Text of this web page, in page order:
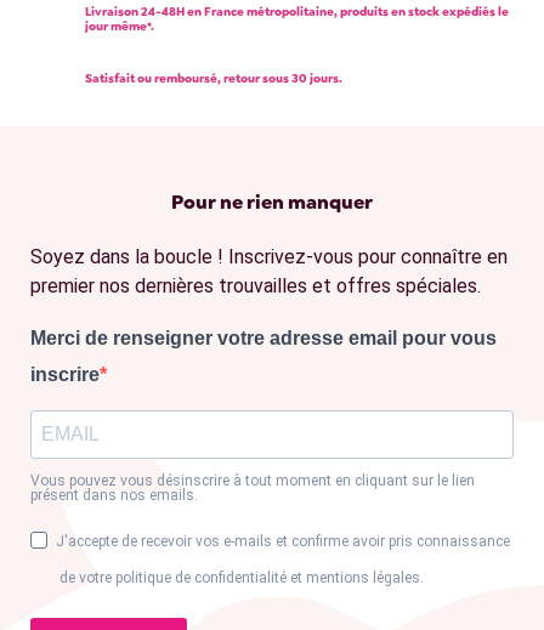
Livraison 24-48H en France métropolitaine, produits en stock expédiés le
jour même*.
Satisfait ou remboursé, retour sous 30 jours.
Pour ne rien manquer
Soyez dans la boucle ! Inscrivez-vous pour connaître en
premier nos dernières trouvailles et offres spéciales.
Merci de renseigner votre adresse email pour vous
inscrire
Vous pouvez vous désinscrire à tout moment en cliquant sur le lien
présent dans nos emails.
J'accepte de recevoir vos e-mails et confirme avoir pris connaissance
de votre politique de confidentialité et mentions légales.